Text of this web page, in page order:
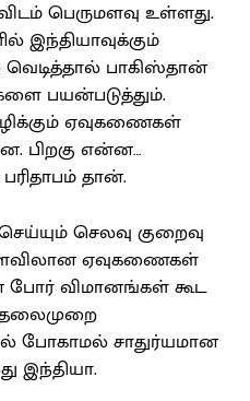
பெருமளவு உள்ளது.
இந்தியாவுக்கும்
பாகிஸ்தான்
பயன்படுத்தும்.
ஏவுகணைகள்
பிறகு என்ன…
தான்.
செலவு குறைவு
ஏவுகணைகள்
போர் விமானங்கள் கூட
தலைமுறை
போகாமல் சாதுர்யமான
இந்தியா.